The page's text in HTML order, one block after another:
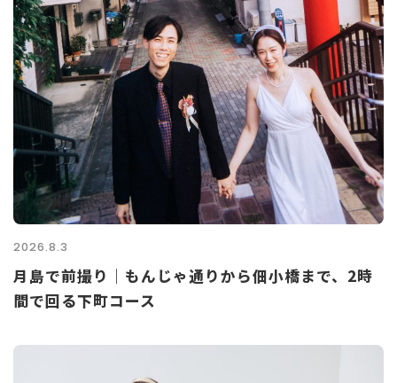
2026.8.3
月島で前撮り｜もんじゃ通りから佃小橋まで、2時
間で回る下町コース